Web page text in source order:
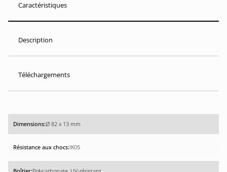
Caractéristiques
Description
Téléchargements
Ø 82 x 13 mm
IK05